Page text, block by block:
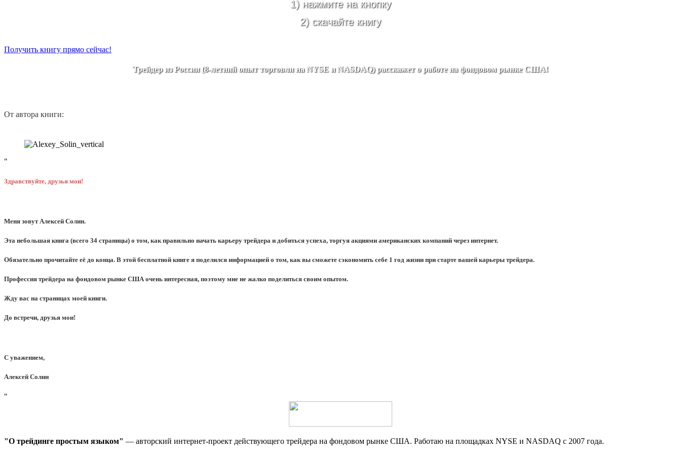
1) нажмите на кнопку
2) скачайте книгу
Получить книгу прямо сейчас!
Трейдер из России (8-летний опыт торговли на NYSE и NASDAQ) расскажет о работе на фондовом рынке США!
От автора книги:
Здравствуйте, друзья мои!
Меня зовут Алексей Солин.
Эта небольшая книга (всего 34 страницы) о том, как правильно начать карьеру трейдера и добиться успеха, торгуя акциями американских компаний через интернет.
Обязательно прочитайте её до конца. В этой бесплатной книге я поделился информацией о том, как вы сможете сэкономить себе 1 год жизни при старте вашей карьеры трейдера.
Профессия трейдера на фондовом рынке США очень интересная, поэтому мне не жалко поделиться своим опытом.
Жду вас на страницах моей книги.
До встречи, друзья мои!
С уважением,
Алексей Солин
"О трейдинге простым языком" — авторский интернет-проект действующего трейдера на фондовом рынке США. Работаю на площадках NYSE и NASDAQ c 2007 года.